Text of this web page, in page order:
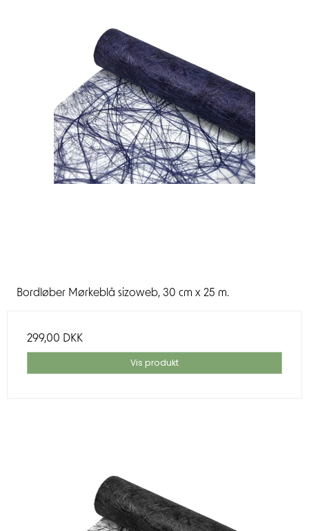
Bordløber Mørkeblå sizoweb, 30 cm x 25 m.
299,00 DKK
Vis produkt